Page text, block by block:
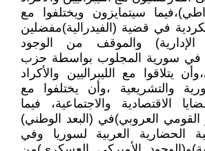
سيتمايزون ويختلفوا مع
في قضية (الفيدرالية)مفضلين
الإدارية) والموقف من الوجود
في سورية المجلوب بواسطة حزب
يتلاقوا مع الليبراليين والأكراد
والتشريعية ،وأن يختلفوا مع
الاقتصادية والاجتماعية، فيما
القومي العروبي)في (البعد الوطني)
الحضارية العربية لسوريا وفي